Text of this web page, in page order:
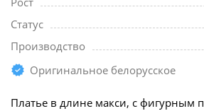
Статус
Производство
Оригинальное белорусское
Платье в длине макси, с фигурным